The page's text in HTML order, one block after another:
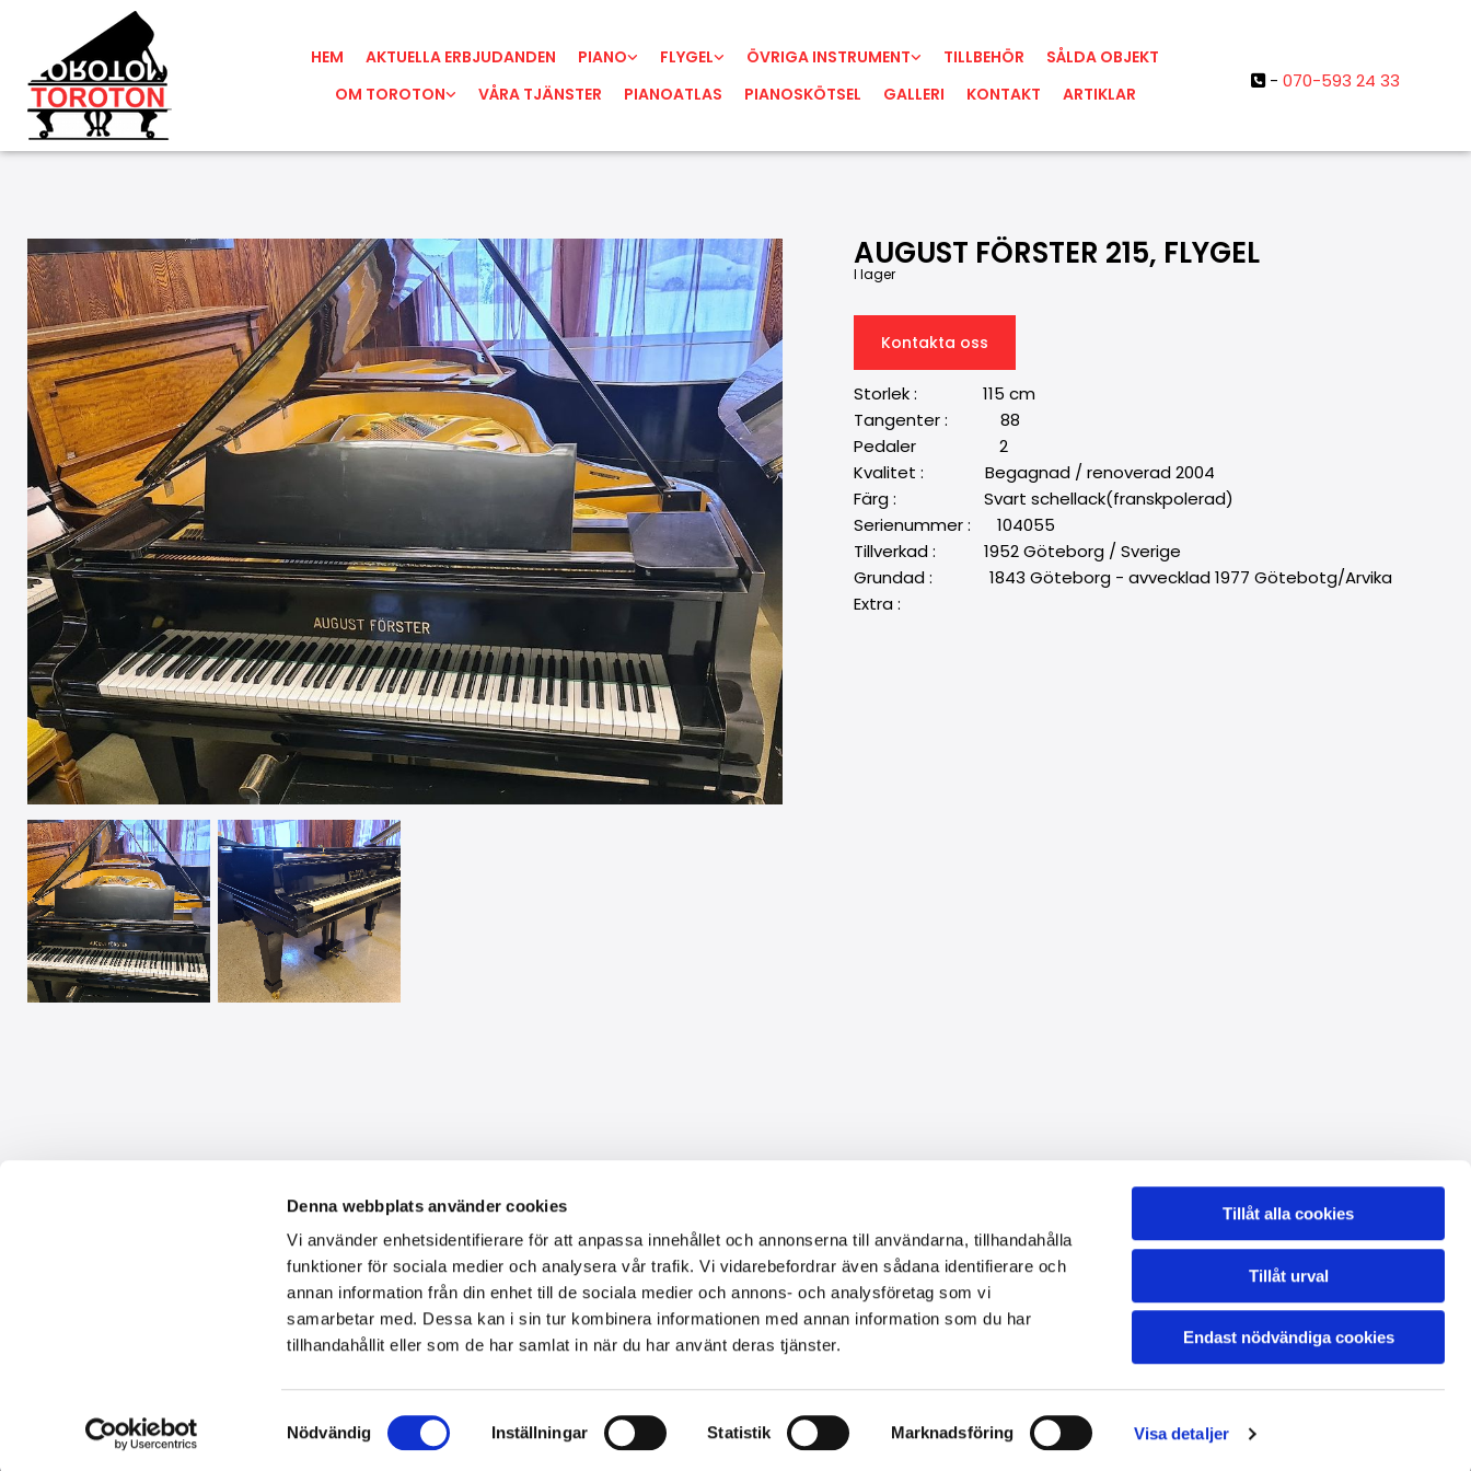
Denna webbplats använder cookies
Vi använder enhetsidentifierare för att anpassa innehållet och annonserna till användarna, tillhandahålla
funktioner för sociala medier och analysera vår trafik. Vi vidarebefordrar även sådana identifierare och
annan information från din enhet till de sociala medier och annons- och analysföretag som vi
samarbetar med. Dessa kan i sin tur kombinera informationen med annan information som du har
tillhandahållit eller som de har samlat in när du har använt deras tjänster.
Samtyckesval
Nödvändig Inställningar Statistik Marknadsföring Visa detaljer
Tillåt alla cookies
Tillåt urval
Endast nödvändiga cookies
HEM AKTUELLA ERBJUDANDEN PIANO FLYGEL ÖVRIGA INSTRUMENT TILLBEHÖR
SÅLDA OBJEKT
OM TOROTON
VÅRA TJÄNSTER PIANOATLAS PIANOSKÖTSEL GALLERI KONTAKT ARTIKLAR
-070-593 24 33
AUGUST FÖRSTER 215, FLYGEL
I lager
Kontakta oss
Storlek : 115 cm
Tangenter : 88
Pedaler 2
Kvalitet : Begagnad / renoverad 2004
Färg : Svart schellack(franskpolerad)
Serienummer : 104055
Tillverkad : 1952 Göteborg / Sverige
Grundad : 1843 Göteborg - avvecklad 1977 Götebotg/Arvika
Extra :
:Bukettvägen 3
Om Toroton AB
Vi kan ge dig rådgivning och hjälpa dig att hitta det perfekta
instrumentet bland hundratal nya & begagnade pianon och
sexttiotal nya & begagnade flyglar som finns i vår butik och
verkstad.
Enligt tidsbokning , flexibel även helger och kvällar
Integritet & cookies